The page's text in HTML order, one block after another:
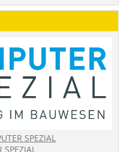
SPEZIAL